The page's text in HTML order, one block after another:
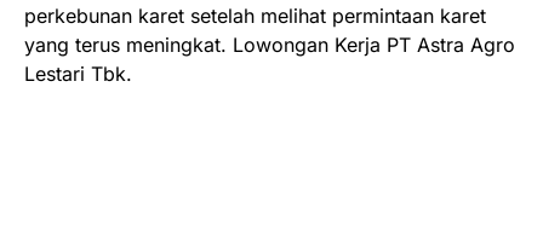
perkebunan karet setelah melihat permintaan karet
yang terus meningkat. Lowongan Kerja PT Astra Agro
Lestari Tbk.